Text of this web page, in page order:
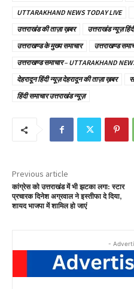
त्त
रा
खं
ड
भी
का
ल
गा
चा
UTTARAKHAND NEWS TODAY LIVE
उत्तराखंड की ताज़ा ख़बर
उत्तराखंड न्यूज़
उत्तराखण्ड के मुख्य समाचार
उत्तराखण्ड
उत्तराखण्ड समाचार – UTTARAKHAND
देहरादून हिंदी न्यूज़ देहरादून की ताज़ा ख़बर
हिंदी समाचार उत्तराखंड न्यूज़
Previous article
कांग्रेस को उत्तराखंड में भी झटका लगा: स्टार
प्रचारक दिनेश अग्रवाल ने इस्तीफा दे दिया,
शायद भाजपा में शामिल हो जाएं
-